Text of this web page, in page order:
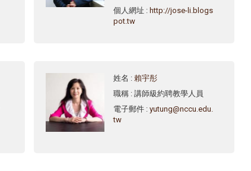
個人網址 : http://jose-li.blogs
pot.tw
姓名 : 賴宇彤
職稱 : 講師級約聘教學人員
電子郵件 : yutung@nccu.edu.
tw